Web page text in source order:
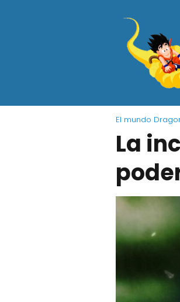
El mundo
La